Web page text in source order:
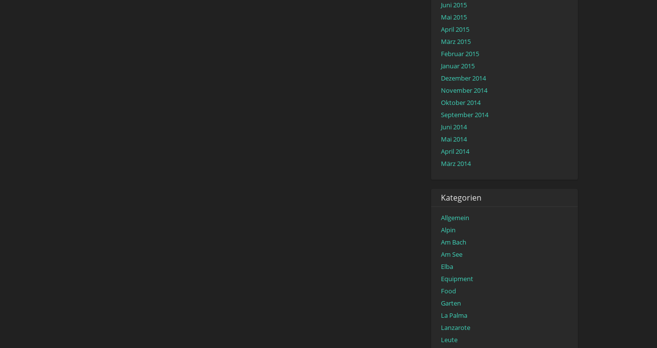
Juni 2015
Mai 2015
April 2015
März 2015
Februar 2015
Januar 2015
Dezember 2014
November 2014
Oktober 2014
September 2014
Juni 2014
Mai 2014
April 2014
März 2014
Kategorien
Allgemein
Alpin
Am Bach
Am See
Elba
Equipment
Food
Garten
La Palma
Lanzarote
Leute